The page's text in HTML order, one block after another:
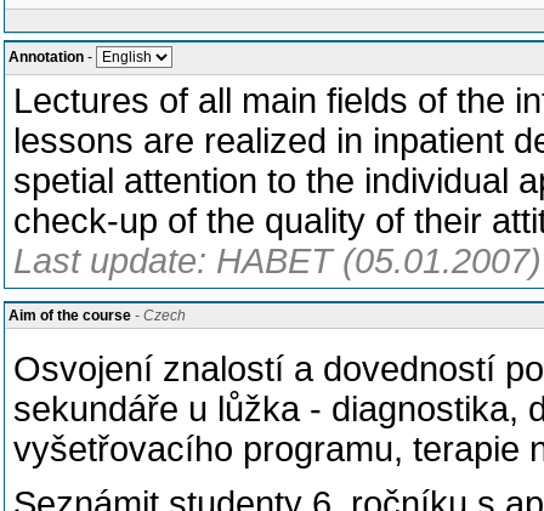
Annotation -
Lectures of all main fields of the
lessons are realized in inpatient
spetial attention to the individual
check-up of the quality of their
Last update: HABET (05.01.2007)
Aim of the course - Czech
Osvojení znalostí a dovedností
sekundáře u lůžka - diagnostika,
vyšetřovacího programu, terapie